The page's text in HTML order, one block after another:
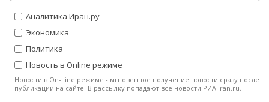
Аналитика Иран.ру
Экономика
Политика
Новость в Online режиме
Новости в On-Line режиме - мгновенное получение новости сразу после
публикации на сайте. В рассылку попадают все новости РИА Iran.ru.